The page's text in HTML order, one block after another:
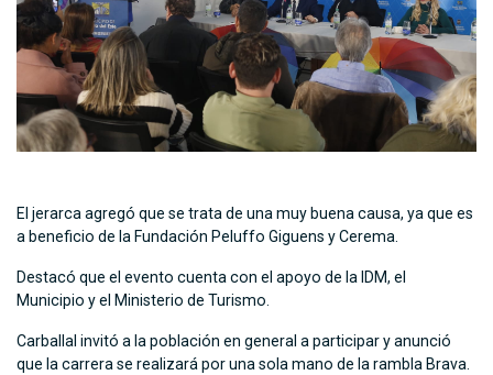
El jerarca agregó que se trata de una muy buena causa, ya que es
a beneficio de la Fundación Peluffo Giguens y Cerema.
Destacó que el evento cuenta con el apoyo de la IDM, el
Municipio y el Ministerio de Turismo.
Carballal invitó a la población en general a participar y anunció
que la carrera se realizará por una sola mano de la rambla Brava.